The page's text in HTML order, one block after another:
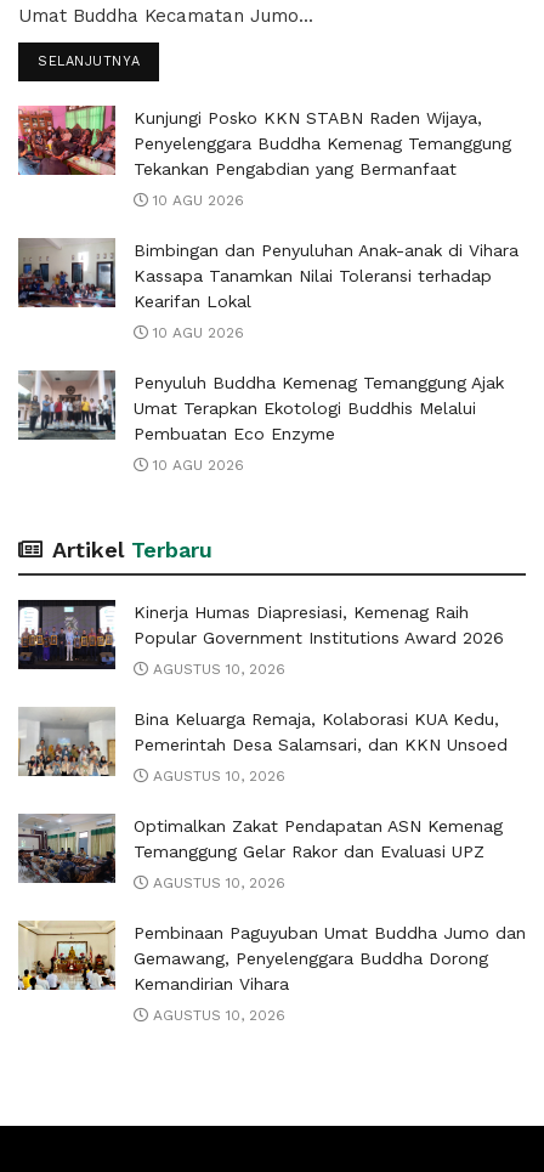
Umat Buddha Kecamatan Jumo...
SELANJUTNYA
Kunjungi Posko KKN STABN Raden Wijaya,
Penyelenggara Buddha Kemenag Temanggung
Tekankan Pengabdian yang Bermanfaat
10 AGU 2026
Bimbingan dan Penyuluhan Anak-anak di Vihara
Kassapa Tanamkan Nilai Toleransi terhadap
Kearifan Lokal
10 AGU 2026
Penyuluh Buddha Kemenag Temanggung Ajak
Umat Terapkan Ekotologi Buddhis Melalui
Pembuatan Eco Enzyme
10 AGU 2026
Artikel Terbaru
Kinerja Humas Diapresiasi, Kemenag Raih
Popular Government Institutions Award 2026
AGUSTUS 10, 2026
Bina Keluarga Remaja, Kolaborasi KUA Kedu,
Pemerintah Desa Salamsari, dan KKN Unsoed
AGUSTUS 10, 2026
Optimalkan Zakat Pendapatan ASN Kemenag
Temanggung Gelar Rakor dan Evaluasi UPZ
AGUSTUS 10, 2026
Pembinaan Paguyuban Umat Buddha Jumo dan
Gemawang, Penyelenggara Buddha Dorong
Kemandirian Vihara
AGUSTUS 10, 2026